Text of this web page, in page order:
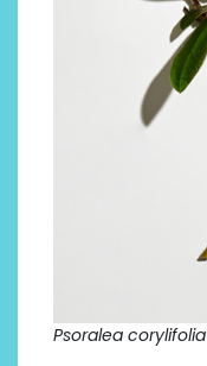
Psoralea corylifolia